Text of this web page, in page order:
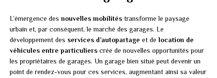
L’émergence des nouvelles mobilités transforme le paysage
urbain et, par conséquent, le marché des garages. Le
développement des services d’autopartage et de location de
véhicules entre particuliers crée de nouvelles opportunités pour
les propriétaires de garages. Un garage bien situé peut devenir un
point de rendez-vous pour ces services, augmentant ainsi sa valeur